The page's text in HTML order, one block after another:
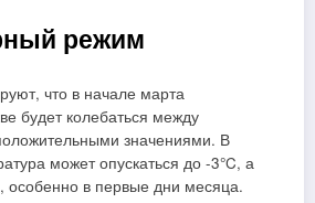
режим
что в начале марта
будет колебаться между
значениями. В
может опускаться до -3°C, а
особенно в первые дни месяца.